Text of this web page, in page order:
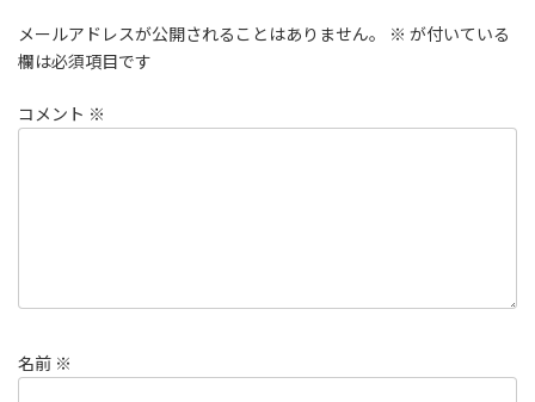
メールアドレスが公開されることはありません。 ※ が付いている
欄は必須項目です
コメント ※
名前 ※